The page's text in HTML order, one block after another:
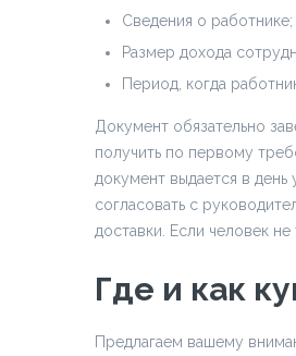
Сведения о работнике;
Размер дохода
Период, когда
Документ обязательно
получить по первому
документ выдается в
согласовать с
доставки. Если человек
Где и как
Предлагаем вашему